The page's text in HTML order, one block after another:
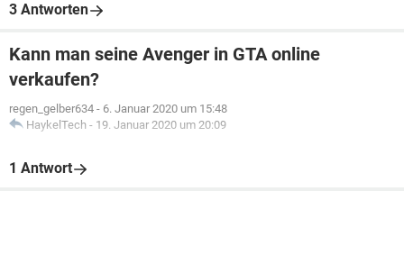
3 Antworten
Kann man seine Avenger in GTA online
verkaufen?
regen_gelber634 - 6. Januar 2020 um 15:48
HaykelTech - 19. Januar 2020 um 20:09
1 Antwort